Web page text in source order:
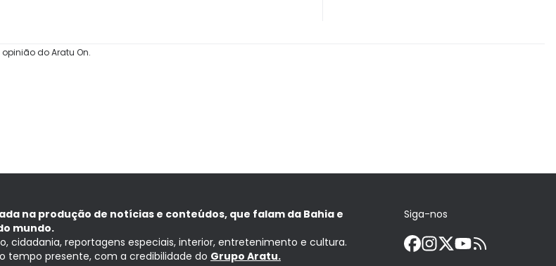
do Aratu On.
na produção de notícias e conteúdos, que falam da Bahia e
mundo.
cidadania, reportagens especiais, interior, entretenimento e cultura.
tempo presente, com a credibilidade do Grupo Aratu.
Siga-nos